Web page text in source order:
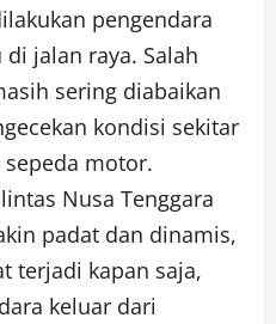
pengendara
jalan raya. Salah
sering diabaikan
kondisi sekitar
motor.
Nusa Tenggara
padat dan dinamis,
terjadi kapan saja,
keluar dari